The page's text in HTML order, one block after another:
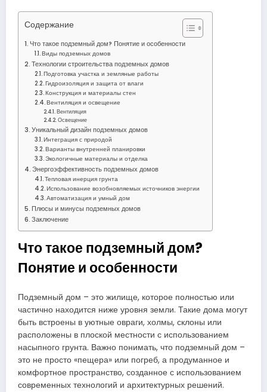
Содержание
Что такое подземный дом? Понятие и особенности
Виды подземных домов
Технологии строительства подземных домов
Подготовка участка и земляные работы
Гидроизоляция и защита от влаги
Конструкция и материалы стен
Вентиляция и освещение
Вентиляция
Освещение
Уникальный дизайн подземных домов
Интеграция с природой
Варианты внутренней планировки
Экологичные материалы и отделка
Энергоэффективность подземных домов
Тепловая инерция грунта
Использование возобновляемых источников энергии
Автоматизация и умный дом
Плюсы и минусы подземных домов
Заключение
Что такое подземный дом?
Понятие и особенности
Подземный дом – это жилище, которое полностью или
частично находится ниже уровня земли. Такие дома могут
быть встроены в уютные овраги, холмы, склоны или
расположены в плоской местности с использованием
насыпного грунта. Важно понимать, что подземный дом –
это не просто «пещера» или погреб, а продуманное и
комфортное пространство, созданное с использованием
современных технологий и архитектурных решений.